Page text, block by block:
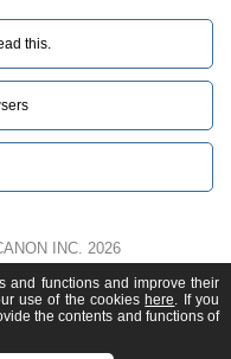
this.‎
INC. 2026
and functions and improve their
use of the cookies here. If you
the contents and functions of